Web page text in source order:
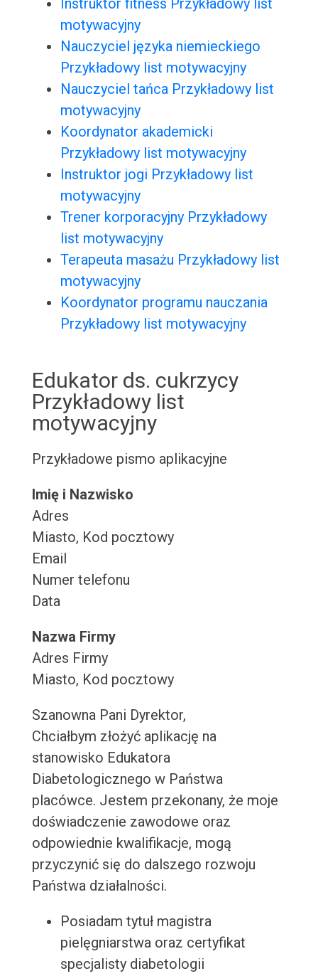
Instruktor fitness Przykładowy list
motywacyjny
Nauczyciel języka niemieckiego
Przykładowy list motywacyjny
Nauczyciel tańca Przykładowy list
motywacyjny
Koordynator akademicki
Przykładowy list motywacyjny
Instruktor jogi Przykładowy list
motywacyjny
Trener korporacyjny Przykładowy
list motywacyjny
Terapeuta masażu Przykładowy list
motywacyjny
Koordynator programu nauczania
Przykładowy list motywacyjny
Edukator ds. cukrzycy
Przykładowy list
motywacyjny
Przykładowe pismo aplikacyjne
Imię i Nazwisko
Adres
Miasto, Kod pocztowy
Email
Numer telefonu
Data
Nazwa Firmy
Adres Firmy
Miasto, Kod pocztowy
Szanowna Pani Dyrektor,
Chciałbym złożyć aplikację na
stanowisko Edukatora
Diabetologicznego w Państwa
placówce. Jestem przekonany, że moje
doświadczenie zawodowe oraz
odpowiednie kwalifikacje, mogą
przyczynić się do dalszego rozwoju
Państwa działalności.
Posiadam tytuł magistra
pielęgniarstwa oraz certyfikat
specjalisty diabetologii